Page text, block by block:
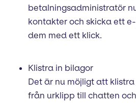
betalningsadministratör
kontakter och skicka ett
dem med ett klick.
Klistra in bilagor
Det är nu möjligt att
från urklipp till chatten